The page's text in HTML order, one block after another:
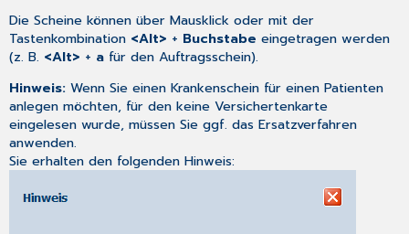
/Prävention/Sonstige
Hilfen
(Verdachts-)Diagnose/Auftrag/Befund/Medikation
AU
bescheinigt
Arztkennzeichen
LSR
/AB0/HAH/AK
(Scheinart
Die Scheine können über Mausklick oder mit der
Tastenkombination <Alt> + Buchstabe eingetragen werden
(z. B. <Alt> + a für den Auftragsschein).
Hinweis:Wenn Sie einen Krankenschein für einen Patienten
anlegen möchten, für den keine Versichertenkarte
eingelesen wurde, müssen Sie ggf. das Ersatzverfahren
anwenden.
Sie erhalten den folgenden Hinweis: